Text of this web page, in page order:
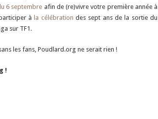
6 septembre afin de (re)vivre votre première année à
à la célébration des sept ans de la sortie du
sur TF1.
les fans, Poudlard.org ne serait rien !
!